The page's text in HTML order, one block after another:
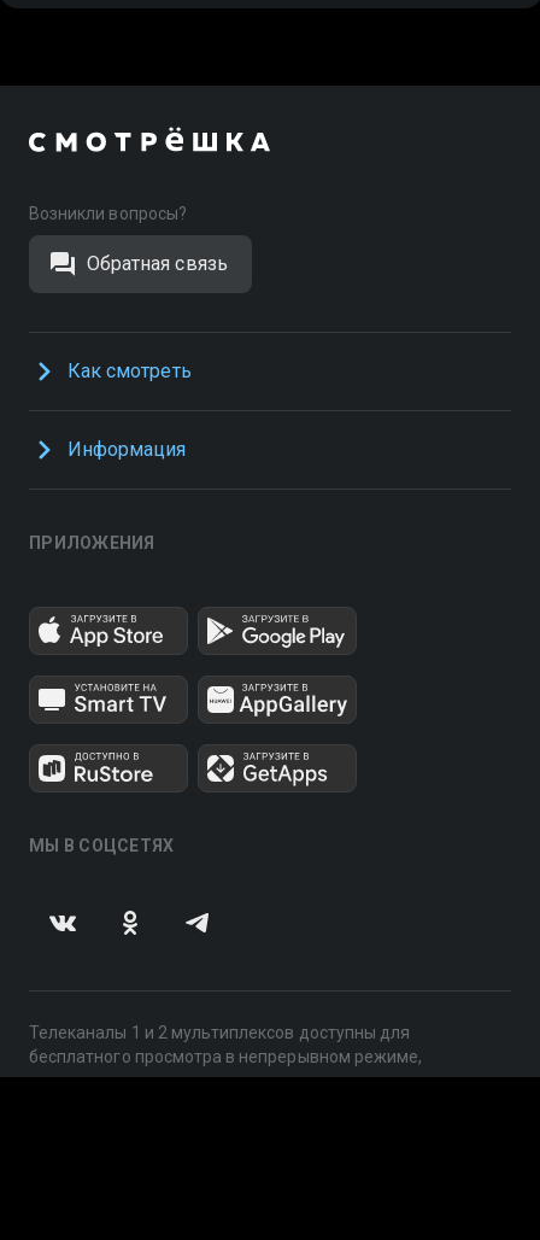
Возникли вопросы?
Обратная связь
Как смотреть
Информация
ПРИЛОЖЕНИЯ
МЫ В СОЦСЕТЯХ
Телеканалы 1 и 2 мультиплексов доступны для
бесплатного просмотра в непрерывном режиме,
круглосуточно.